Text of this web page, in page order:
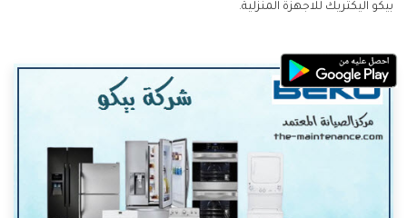
بيكو اليكتريك للاجهزة المنزلية.